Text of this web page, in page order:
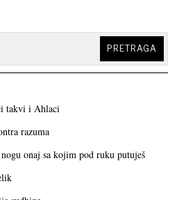
PRETRAGA
takvi i Ahlaci
razuma
onaj sa kojim pod ruku putuješ